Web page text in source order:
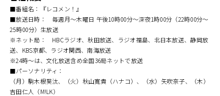
■番組名：『レコメン！』
■放送日時： 毎週月～木曜日 午後10時00分～深夜1時00分（22時00分～
25時00分）生放送
※ネット局： HBCラジオ、秋田放送、ラジオ福島、北日本放送、静岡放
送、KBS京都、ラジオ関西、南海放送
※24時～は、文化放送含め全国36局ネットで放送
■パーソナリティ：
（月）駒木根葵汰、（火）秋山寛貴（ハナコ）、（水）矢吹奈子、（木）
吉田仁人（M!LK）